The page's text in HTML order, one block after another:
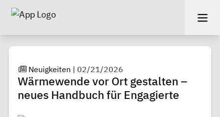
Neuigkeiten |02/21/2026
Wärmewende vor Ort gestalten –
neues Handbuch für Engagierte